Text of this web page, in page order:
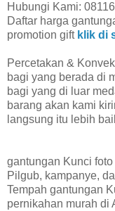
Hubungi Kami:
Daftar harga
promotion gift klik di
Percetakan &
bagi yang berada di
bagi yang di luar
barang akan kami
langsung itu lebih
gantungan Kunci
Pilgub, kampanye,
Tempah gantungan
pernikahan murah di